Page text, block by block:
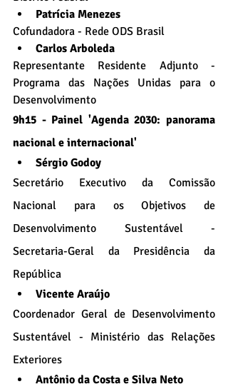
Patrícia Menezes
Cofundadora - Rede ODS Brasil
Carlos Arboleda
Representante Residente Adjunto -
Programa das Nações Unidas para o
Desenvolvimento
9h15 - Painel 'Agenda 2030: panorama
nacional e internacional'
Sérgio Godoy
Secretário Executivo da Comissão
Nacional para os Objetivos de
Desenvolvimento Sustentável -
Secretaria-Geral da Presidência da
República
Vicente Araújo
Coordenador Geral de Desenvolvimento
Sustentável - Ministério das Relações
Exteriores
Antônio da Costa e Silva Neto